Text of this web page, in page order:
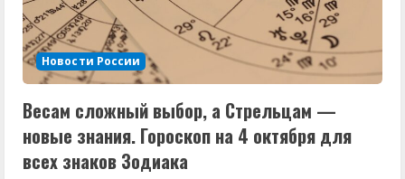
Новости России
Весам сложный выбор, а Стрельцам —
новые знания. Гороскоп на 4 октября для
всех знаков Зодиака